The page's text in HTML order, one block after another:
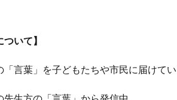
いて】
言葉」を子どもたちや市民に届けてい